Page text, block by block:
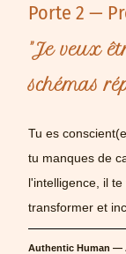
Porte 2 —
"Je veux
schémas
Tu es
tu manques de
l'intelligence, il
transformer et
Authentic Human —